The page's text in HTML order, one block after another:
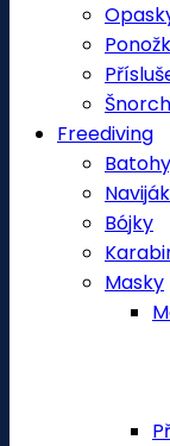
Freediving
Bójky
Masky